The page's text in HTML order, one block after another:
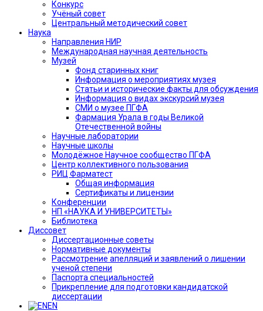
Конкурс
Учёный совет
Центральный методический совет
Наука
Направления НИР
Международная научная деятельность
Музей
Фонд старинных книг
Информация о мероприятиях музея
Статьи и исторические факты для обсуждения
Информация о видах экскурсий музея
СМИ о музее ПГФА
Фармация Урала в годы Великой
Отечественной войны
Научные лаборатории
Научные школы
Молодёжное Научное сообщество ПГФА
Центр коллективного пользования
РИЦ Фарматест
Общая информация
Сертификаты и лицензии
Конференции
НП «НАУКА И УНИВЕРСИТЕТЫ»
Библиотека
Диссовет
Диссертационные советы
Нормативные документы
Рассмотрение апелляций и заявлений о лишении
ученой степени
Паспорта специальностей
Прикрепление для подготовки кандидатской
диссертации
EN